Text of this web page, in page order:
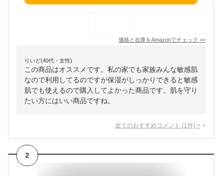
価格と在庫をAmazonでチェック >>
りいど(40代・女性)
この商品はオススメです。私の家でも家族みんな敏感肌
なので利用してるのですが保湿がしっかりできると敏感
肌でも使えるので購入してよかった商品です。肌を守り
たい方にはいい商品ですね。
全てのおすすめコメント (1 件) >
2